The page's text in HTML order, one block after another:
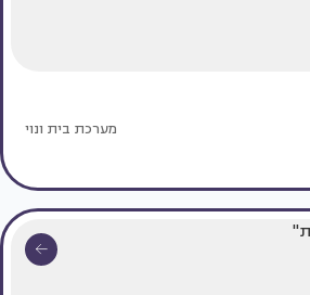
מערכת בית ונוי